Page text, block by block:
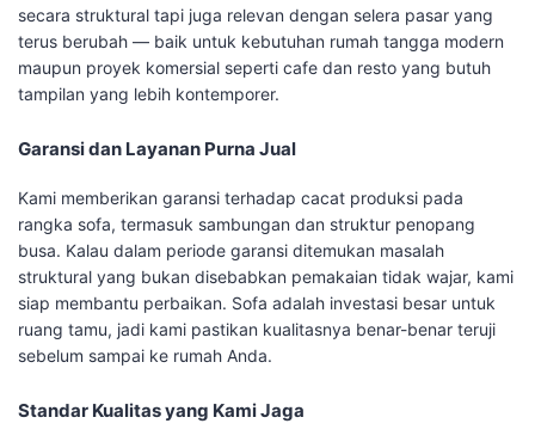
secara struktural tapi juga relevan dengan selera pasar yang
terus berubah — baik untuk kebutuhan rumah tangga modern
maupun proyek komersial seperti cafe dan resto yang butuh
tampilan yang lebih kontemporer.
Garansi dan Layanan Purna Jual
Kami memberikan garansi terhadap cacat produksi pada
rangka sofa, termasuk sambungan dan struktur penopang
busa. Kalau dalam periode garansi ditemukan masalah
struktural yang bukan disebabkan pemakaian tidak wajar, kami
siap membantu perbaikan. Sofa adalah investasi besar untuk
ruang tamu, jadi kami pastikan kualitasnya benar-benar teruji
sebelum sampai ke rumah Anda.
Standar Kualitas yang Kami Jaga